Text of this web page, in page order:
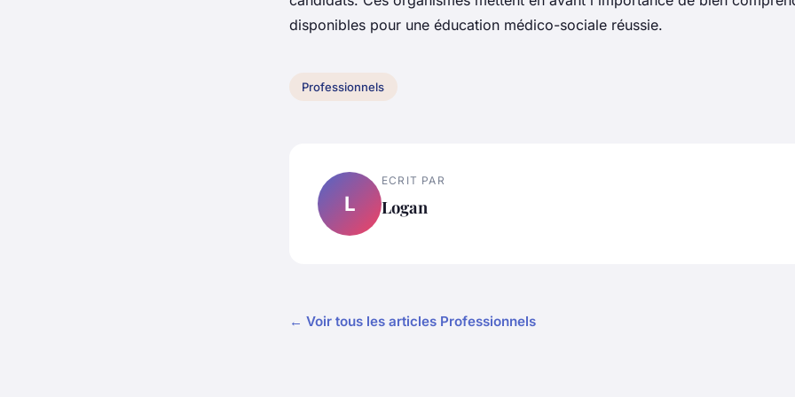
disponibles pour une éducation médico-sociale réussie.
Professionnels
L
ECRIT PAR
Logan
← Voir tous les articles Professionnels